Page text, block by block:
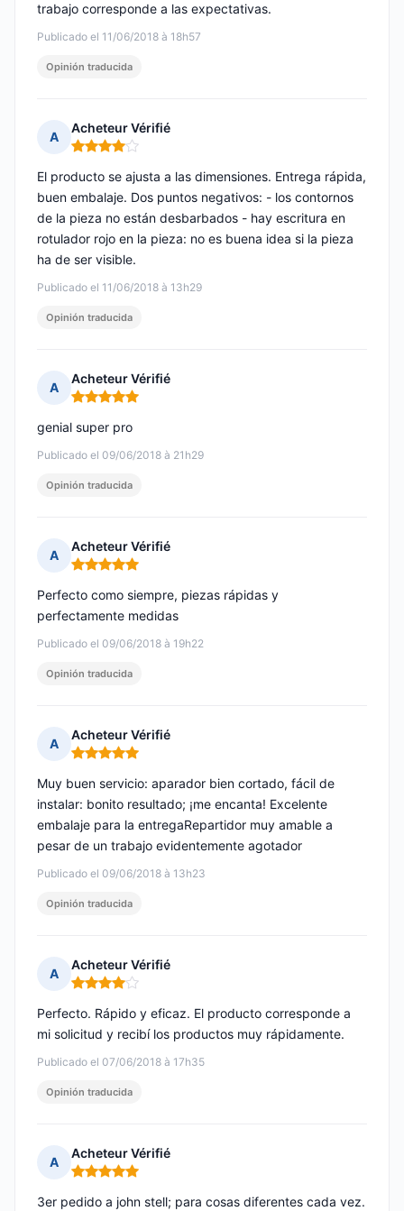
Publicado el 11/06/2018 à 18h57
trabajo corresponde a las expectativas.
Opinión traducida
A
Acheteur Vérifié
Nota: 4 de 5
Publicado el 11/06/2018 à 13h29
El producto se ajusta a las dimensiones. Entrega rápida,
buen embalaje. Dos puntos negativos: - los contornos
de la pieza no están desbarbados - hay escritura en
rotulador rojo en la pieza: no es buena idea si la pieza
ha de ser visible.
Opinión traducida
A
Acheteur Vérifié
Nota: 5 de 5
Publicado el 09/06/2018 à 21h29
genial super pro
Opinión traducida
A
Acheteur Vérifié
Nota: 5 de 5
Publicado el 09/06/2018 à 19h22
Perfecto como siempre, piezas rápidas y
perfectamente medidas
Opinión traducida
A
Acheteur Vérifié
Nota: 5 de 5
Publicado el 09/06/2018 à 13h23
Muy buen servicio: aparador bien cortado, fácil de
instalar: bonito resultado; ¡me encanta! Excelente
embalaje para la entregaRepartidor muy amable a
pesar de un trabajo evidentemente agotador
Opinión traducida
A
Acheteur Vérifié
Nota: 4 de 5
Publicado el 07/06/2018 à 17h35
Perfecto. Rápido y eficaz. El producto corresponde a
mi solicitud y recibí los productos muy rápidamente.
Opinión traducida
A
Acheteur Vérifié
Nota: 5 de 5
3er pedido a john stell; para cosas diferentes cada vez.